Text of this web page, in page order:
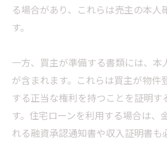
る場合があり、これらは売主の本人
す。
一方、買主が準備する書類には、本
が含まれます。これらは買主が物件
する正当な権利を持つことを証明す
す。住宅ローンを利用する場合は、
れる融資承認通知書や収入証明書も